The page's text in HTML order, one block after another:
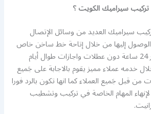
سيراميك الكويت ؟
سيراميك العديد من وسائل الإتصال
الوصول إليها من خلال إتاحة خط ساخن خاص
بالشركة يعمل على مدار 24 ساعة دون عطلات واجازات طوال أيام
خدمه عملاء مميز يقوم بالاجابة على جَميع
من قبل جَميع العملاء كما انها تكون بالرد فورا
لإنهاء المهام الخاصة في تركيب وتشطيب